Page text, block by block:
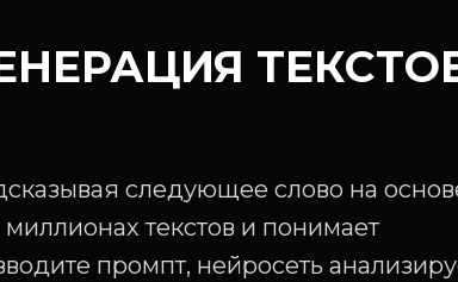
следующее слово на
текстов и понимает
промпт, нейросеть